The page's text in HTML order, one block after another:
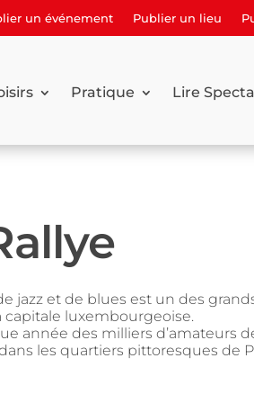
un événement Publier un lieu
Pratique Lire
jazz et de blues est un des
capitale luxembourgeoise.
année des milliers d’amateurs
les quartiers pittoresques de